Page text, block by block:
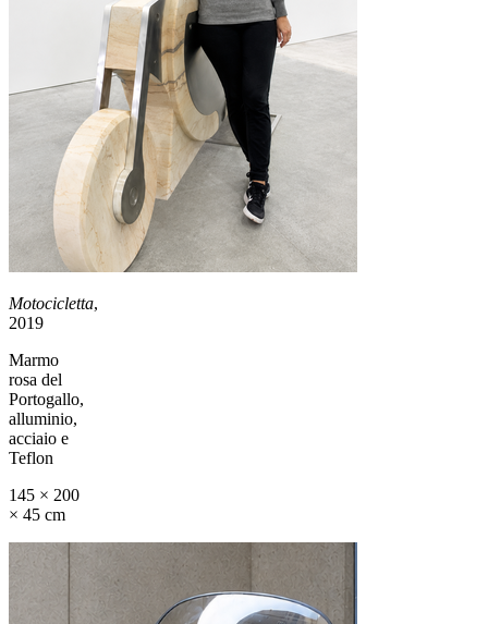
Motocicletta,
2019
Marmo
rosa del
Portogallo,
alluminio,
acciaio e
Teflon
145 × 200
× 45 cm